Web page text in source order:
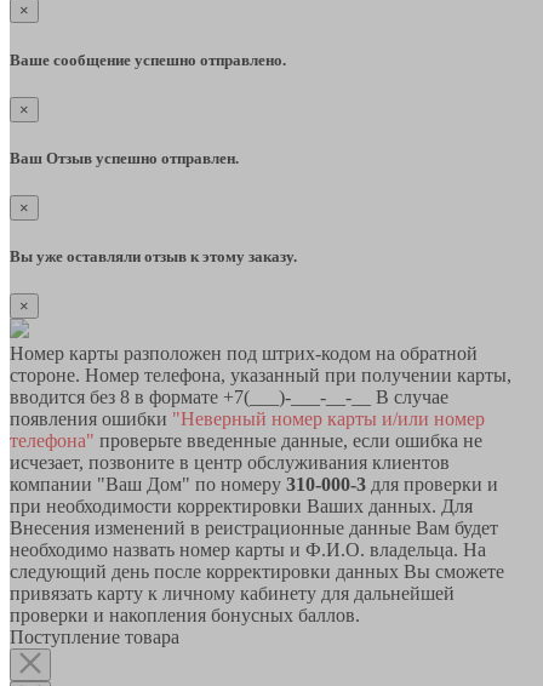
×
Ваше сообщение успешно отправлено.
×
Ваш Отзыв успешно отправлен.
×
Вы уже оставляли отзыв к этому заказу.
×
Номер карты разположен под штрих-кодом на обратной
стороне. Номер телефона, указанный при получении карты,
вводится без 8 в формате +7(___)-___-__-__ В случае
появления ошибки "Неверный номер карты и/или номер
телефона" проверьте введенные данные, если ошибка не
исчезает, позвоните в центр обслуживания клиентов
компании "Ваш Дом" по номеру 310-000-3 для проверки и
при необходимости корректировки Ваших данных. Для
Внесения изменений в реистрационные данные Вам будет
необходимо назвать номер карты и Ф.И.О. владельца. На
следующий день после корректировки данных Вы сможете
привязать карту к личному кабинету для дальнейшей
проверки и накопления бонусных баллов.
Поступление товара